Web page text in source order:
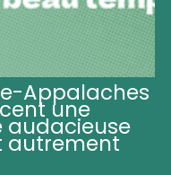
Appalaches
une
autrement